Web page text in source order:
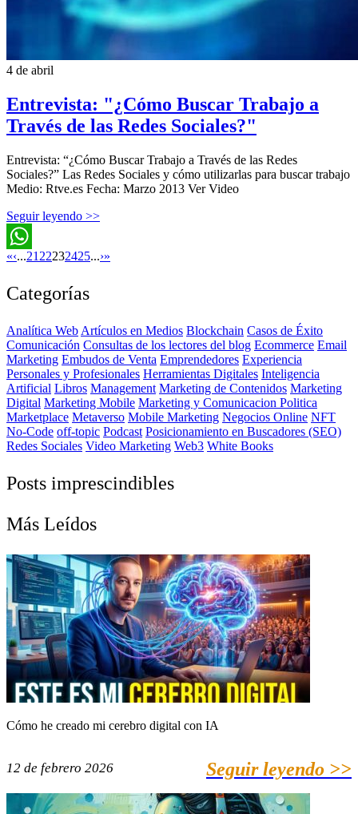
4 de abril
Entrevista: "¿Cómo Buscar Trabajo a
Través de las Redes Sociales?"
Entrevista: “¿Cómo Buscar Trabajo a Través de las Redes
Sociales?” Las Redes Sociales y cómo utilizarlas para buscar trabajo
Medio: Rtve.es Fecha: Marzo 2013 Ver Video
Seguir leyendo >>
WhatsApp
«‹...21 22232425...›»
Categorías
Analítica Web Artículos en Medios Blockchain Casos de Éxito
Comunicación Consultas de los lectores del blog Ecommerce Email
Marketing Embudos de Venta Emprendedores Experiencia
Personales y Profesionales Herramientas Digitales Inteligencia
Artificial Libros Management Marketing de Contenidos Marketing
Digital Marketing Mobile Marketing y Comunicacion Politica
Marketplace Metaverso Mobile Marketing Negocios Online NFT
No-Code off-topic Podcast Posicionamiento en Buscadores (SEO)
Redes Sociales Video Marketing Web3 White Books
Posts imprescindibles
Más Leídos
Cómo he creado mi cerebro digital con IA
12 de febrero 2026 Seguir leyendo >>